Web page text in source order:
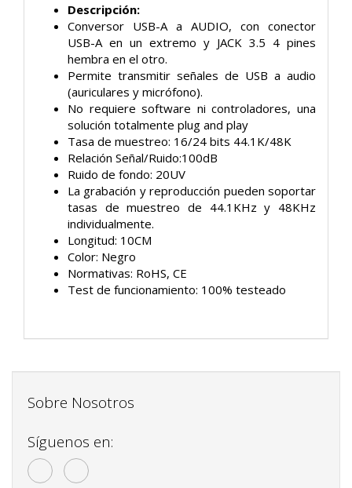
Descripción:
Conversor USB-A a AUDIO, con conector
USB-A en un extremo y JACK 3.5 4 pines
hembra en el otro.
Permite transmitir señales de USB a audio
(auriculares y micrófono).
No requiere software ni controladores, una
solución totalmente plug and play
Tasa de muestreo: 16/24 bits 44.1K/48K
Relación Señal/Ruido:100dB
Ruido de fondo: 20UV
La grabación y reproducción pueden soportar
tasas de muestreo de 44.1KHz y 48KHz
individualmente.
Longitud: 10CM
Color: Negro
Normativas: RoHS, CE
Test de funcionamiento: 100% testeado
Sobre Nosotros
Síguenos en: